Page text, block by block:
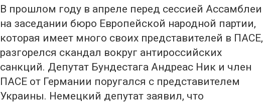
В прошлом году в апреле перед сессией Ассамблеи
на заседании бюро Европейской народной партии,
которая имеет много своих представителей в ПАСЕ,
разгорелся скандал вокруг антироссийских
санкций. Депутат Бундестага Андреас Ник и член
ПАСЕ от Германии поругался с представителем
Украины. Немецкий депутат заявил, что